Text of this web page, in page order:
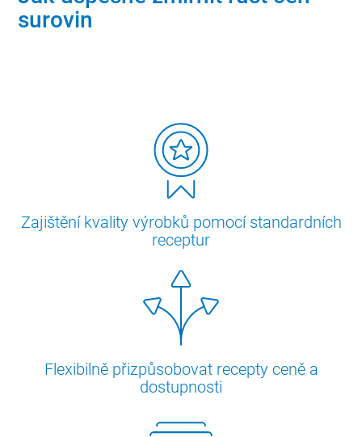
surovin
Zajištění kvality výrobků pomocí standardních
receptur
Flexibilně přizpůsobovat recepty ceně a
dostupnosti